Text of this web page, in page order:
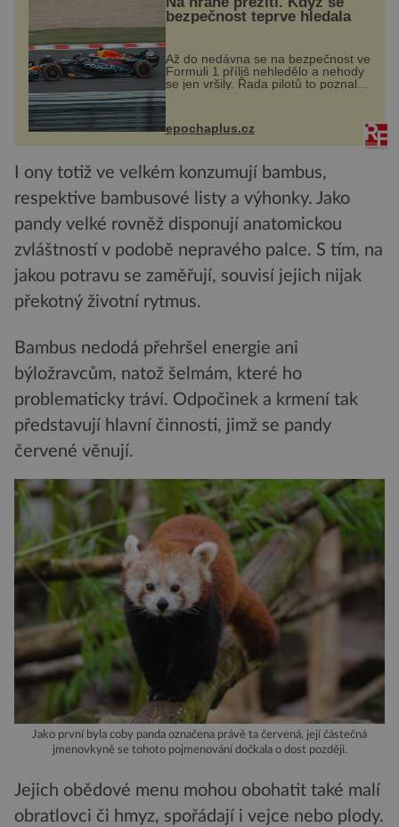
bezpečnost teprve hledala
Až do nedávna se na bezpečnost ve
Formuli 1 příliš nehledělo a nehody
se jen vršily. Řada pilotů to poznala
na vlastní kůži, často s trvalými
následky nebo bohužel i ztrátou
života. Dnes nepochopiteln...
epochaplus.cz
I ony totiž ve velkém konzumují bambus,
respektive bambusové listy a výhonky. Jako
pandy velké rovněž disponují anatomickou
zvláštností v podobě nepravého palce. S tím, na
jakou potravu se zaměřují, souvisí jejich nijak
překotný životní rytmus.
Bambus nedodá přehršel energie ani
býložravcům, natož šelmám, které ho
problematicky tráví. Odpočinek a krmení tak
představují hlavní činnosti, jimž se pandy
červené věnují.
Jako první byla coby panda označena právě ta červená, její částečná
jmenovkyně se tohoto pojmenování dočkala o dost později.
Jejich obědové menu mohou obohatit také malí
obratlovci či hmyz, spořádají i vejce nebo plody.